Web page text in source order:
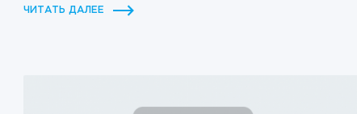
ЧИТАТЬ ДАЛЕЕ